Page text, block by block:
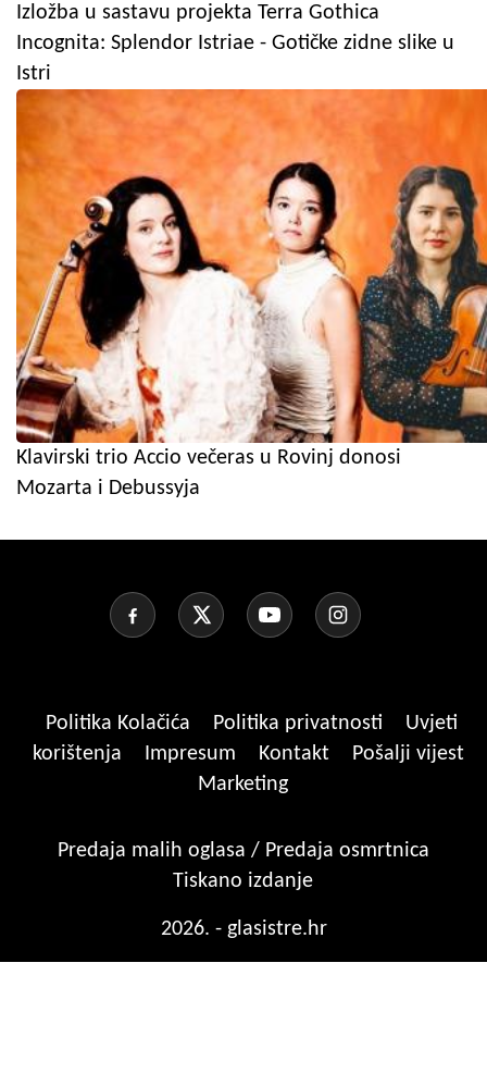
Izložba u sastavu projekta Terra Gothica
Incognita: Splendor Istriae - Gotičke zidne slike u
Istri
Klavirski trio Accio večeras u Rovinj donosi
Mozarta i Debussyja
Politika Kolačića Politika privatnosti
Uvjeti
korištenja
Impresum Kontakt
Pošalji vijest
Marketing
Predaja malih oglasa / Predaja osmrtnica
Tiskano izdanje
2026. - glasistre.hr